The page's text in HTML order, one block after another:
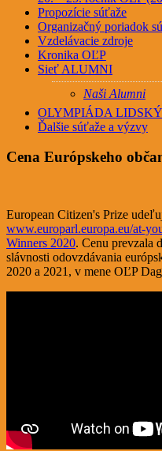
Propozície súťaže
Organizačný poriadok
Vzdelávacie zdroje
Kronika OĽP
Sieť ALUMNI
Naši Alumni
OLYMPIÁDA
Ďalšie súťaže a výzvy
Cena Európskeho
European Citizen's Prize
www.europarl.europa.eu/at-
Winners 2020. Cenu prevzala
slávnosti odovzdávania
2020 a 2021, v mene OĽP